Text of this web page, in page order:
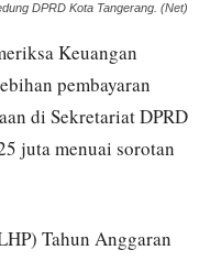
DPRD Kota Tangerang. (Net)
Keuangan
pembayaran
di Sekretariat DPRD
juta menuai sorotan
Tahun Anggaran